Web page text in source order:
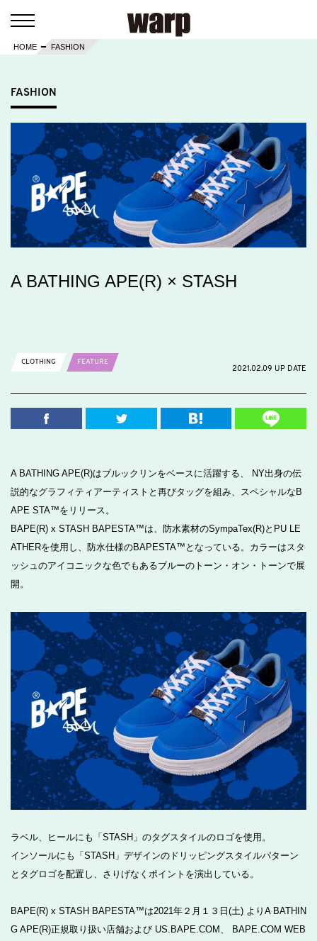
HOME FASHION
FASHION
A BATHING APE(R) × STASH
CLOTHING
FEATURE
2021.02.09 UP DATE
A BATHING APE(R)はブルックリンをベースに活躍する、 NY出身の伝
説的なグラフィティアーティストと再びタッグを組み、スペシャルなB
APE STA™をリリース。
BAPE(R) x STASH BAPESTA™は、防水素材のSympaTex(R)とPU LE
ATHERを使用し、防水仕様のBAPESTA™となっている。カラーはスタ
ッシュのアイコニックな色でもあるブルーのトーン・オン・トーンで展
開。
ラベル、ヒールにも「STASH」のタグスタイルのロゴを使用。
インソールにも「STASH」デザインのドリッピングスタイルパターン
とタグロゴを配置し、さりげなくポイントを演出している。
BAPE(R) x STASH BAPESTA™は2021年２月１３日(土) よりA BATHIN
G APE(R)正規取り扱い店舗および US.BAPE.COM、 BAPE.COM WEB